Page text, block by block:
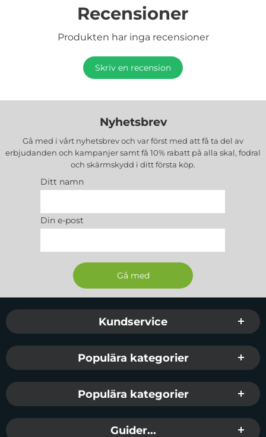
Recensioner
Produkten har inga recensioner
Skriv en recension
Nyhetsbrev
Gå med i vårt nyhetsbrev och var först med att få ta del av
erbjudanden och kampanjer samt få 10% rabatt på alla skal, fodral
och skärmskydd i ditt första köp.
Ditt namn
Din e-post
Sidfot Blandad info och länkar
Kundservice
Populära kategorier
Populära kategorier
Guider...